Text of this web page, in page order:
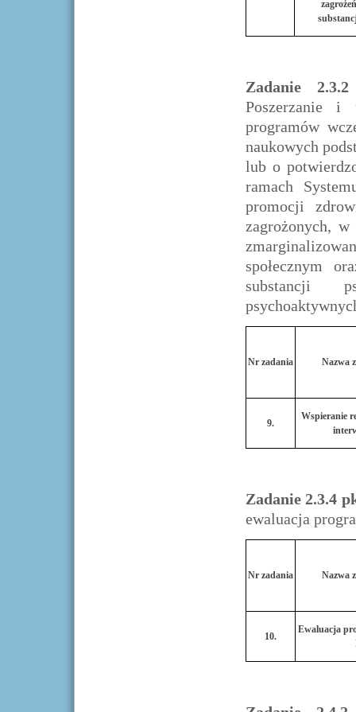
Zadanie
Poszerzanie i
programów
naukowych
lub o
ramach
promocji
zagrożonych,
społecznym
substancji
Nr zadania Nazwa
9.
Wspieranie
Zadanie 2.3.4
ewaluacja
Nr zadania Nazwa
10.
Ewaluacja